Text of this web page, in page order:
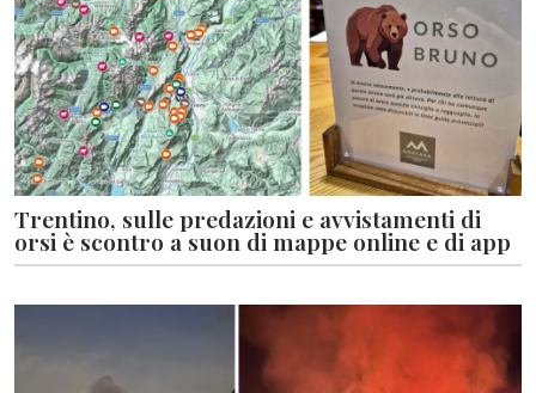
Trentino, sulle predazioni e avvistamenti di
orsi è scontro a suon di mappe online e di app